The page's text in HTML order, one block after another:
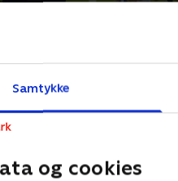
Samtykke
og cookies
AGF-Kolding IF
Se højdepunkter fra